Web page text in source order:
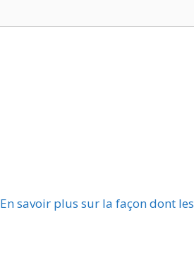
En savoir plus sur la façon dont les